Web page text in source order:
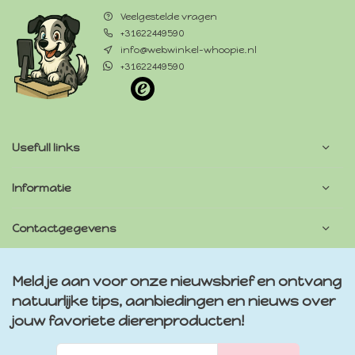
Veelgestelde vragen
+31622449590
info@webwinkel-whoopie.nl
+31622449590
Usefull links
Informatie
Contactgegevens
Meld je aan voor onze nieuwsbrief en ontvang
natuurlijke tips, aanbiedingen en nieuws over
jouw favoriete dierenproducten!